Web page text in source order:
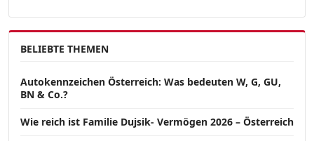
BELIEBTE THEMEN
Autokennzeichen Österreich: Was bedeuten W, G, GU,
BN & Co.?
Wie reich ist Familie Dujsik- Vermögen 2026 – Österreich